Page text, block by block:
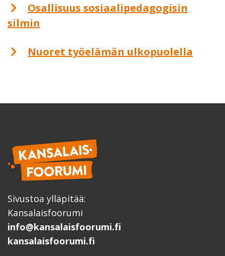
Osallisuus sosiaalipedagogisin
silmin
Nuoret työelämän ulkopuolella
Sivustoa ylläpitää:
Kansalaisfoorumi
info@kansalaisfoorumi.fi
kansalaisfoorumi.fi